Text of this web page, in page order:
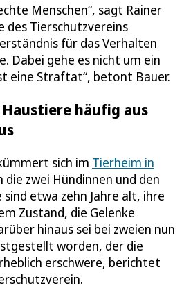
Menschen“, sagt Rainer
des Tierschutzvereins
für das Verhalten
Dabei gehe es nicht um ein
eine Straftat“, betont Bauer.
häufig aus
sich im Tierheim in
die zwei Hündinnen und den
sind etwa zehn Jahre alt, ihre
Zustand, die Gelenke
hinaus sei bei zweien nun
worden, der die
erschwere, berichtet